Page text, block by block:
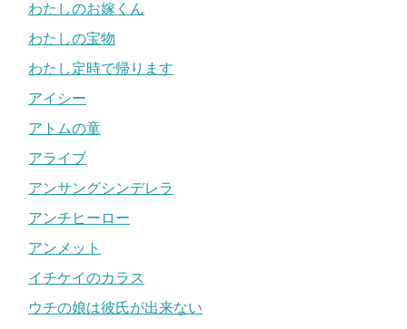
わたしのお嫁くん
わたしの宝物
わたし定時で帰ります
アイシー
アトムの童
アライブ
アンサングシンデレラ
アンチヒーロー
アンメット
イチケイのカラス
ウチの娘は彼氏が出来ない